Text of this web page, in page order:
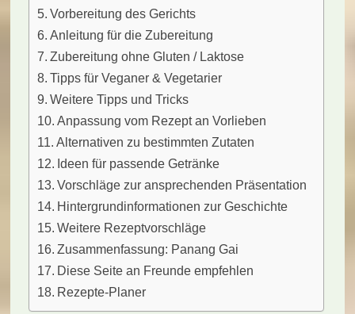
Vorbereitung des Gerichts
Anleitung für die Zubereitung
Zubereitung ohne Gluten / Laktose
Tipps für Veganer & Vegetarier
Weitere Tipps und Tricks
Anpassung vom Rezept an Vorlieben
Alternativen zu bestimmten Zutaten
Ideen für passende Getränke
Vorschläge zur ansprechenden Präsentation
Hintergrundinformationen zur Geschichte
Weitere Rezeptvorschläge
Zusammenfassung: Panang Gai
Diese Seite an Freunde empfehlen
Rezepte-Planer